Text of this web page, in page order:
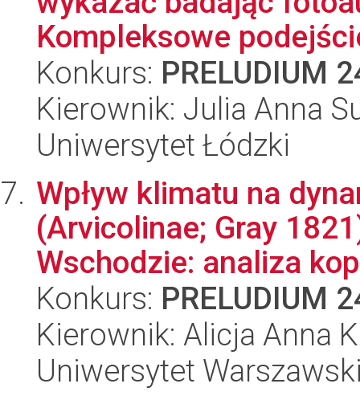
Kompleksowe
Konkurs: PRELUDIUM
Kierownik: Julia Anna
Uniwersytet Łódzki
Wpływ klimatu na
(Arvicolinae; Gray
Wschodzie: analiza
Konkurs: PRELUDIUM
Kierownik: Alicja Anna
Uniwersytet